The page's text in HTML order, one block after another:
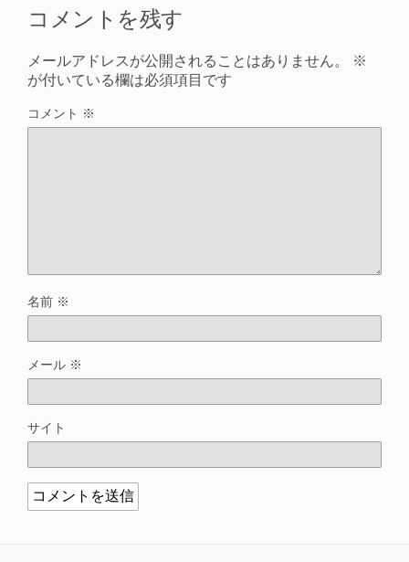
コメントを残す
メールアドレスが公開されることはありません。
※
が付いている欄は必須項目です
コメント ※
名前 ※
メール ※
サイト